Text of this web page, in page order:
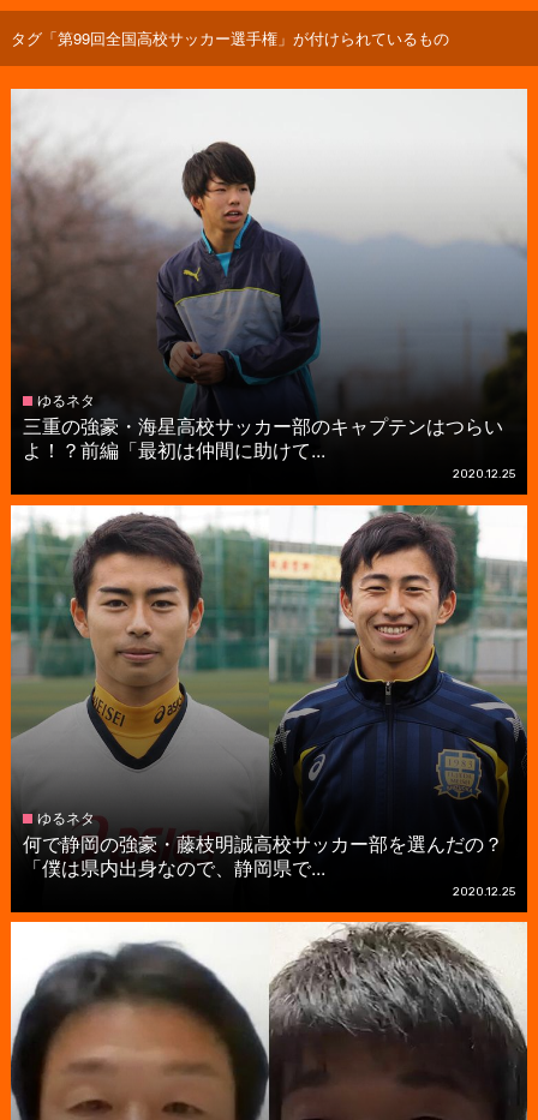
タグ「第99回全国高校サッカー選手権」が付けられているもの
ゆるネタ
三重の強豪・海星高校サッカー部のキャプテンはつらい
よ！？前編「最初は仲間に助けて...
2020.12.25
ゆるネタ
何で静岡の強豪・藤枝明誠高校サッカー部を選んだの？
「僕は県内出身なので、静岡県で...
2020.12.25